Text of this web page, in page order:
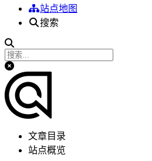
站点地图
搜索
文章目录
站点概览